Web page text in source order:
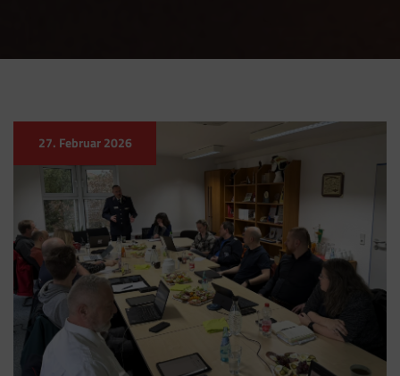
27. Februar 2026